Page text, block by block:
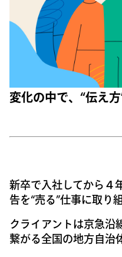
変化の中で、“伝え
新卒で入社してから４
告を“売る”仕事に取り
クライアントは京急沿
繋がる全国の地方自治